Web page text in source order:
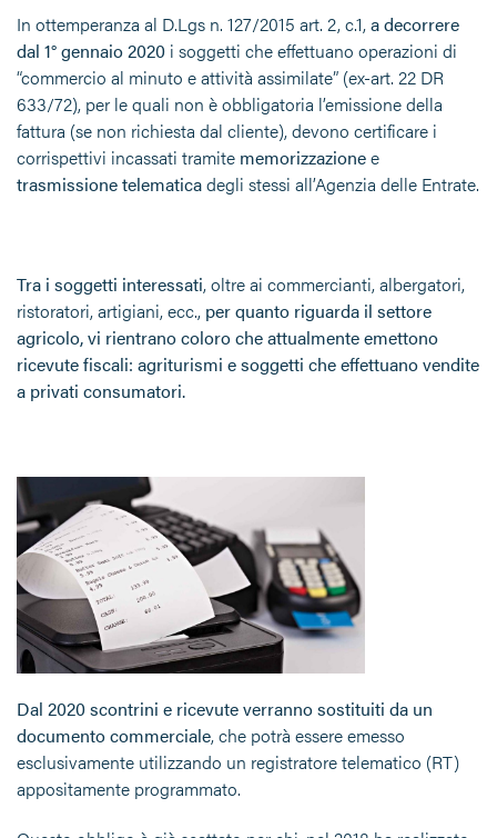
In ottemperanza al D.Lgs n. 127/2015 art. 2, c.1,a decorrere
dal 1° gennaio 2020 i soggetti che effettuano operazioni di
“commercio al minuto e attività assimilate” (ex-art. 22 DR
633/72), per le quali non è obbligatoria l’emissione della
fattura (se non richiesta dal cliente), devono certificare i
corrispettivi incassati tramite memorizzazionee
trasmissione telematicadegli stessi all’Agenzia delle Entrate.
Tra i soggetti interessati, oltre ai commercianti, albergatori,
ristoratori, artigiani, ecc., per quanto riguarda il settore
agricolo, vi rientrano coloro cheattualmente emettono
ricevute fiscali: agriturismi e soggetti che effettuano vendite
a privati consumatori.
Dal 2020 scontrini e ricevute verranno sostituiti da un
documento commerciale, che potrà essere emesso
esclusivamente utilizzando un registratore telematico (RT)
appositamente programmato.